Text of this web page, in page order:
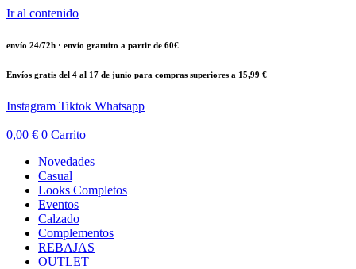
Ir al contenido
envío 24/72h · envío gratuito a partir de 60€
Envíos gratis del 4 al 17 de junio para compras superiores a 15,99 €
Instagram Tiktok Whatsapp
0,00 € 0 Carrito
Novedades
Casual
Looks Completos
Eventos
Calzado
Complementos
REBAJAS
OUTLET